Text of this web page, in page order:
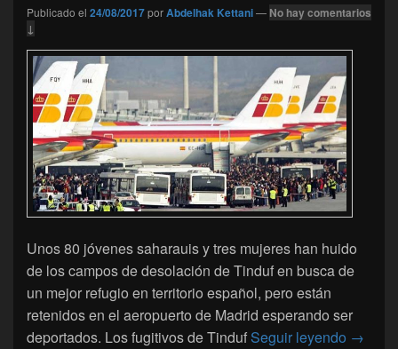
Publicado el 24/08/2017porAbdelhak Kettani— No hay comentarios
↓
Unos 80 jóvenes saharauis y tres mujeres han huido
de los campos de desolación de Tinduf en busca de
un mejor refugio en territorio español, pero están
retenidos en el aeropuerto de Madrid esperando ser
deportados. Los fugitivos de Tinduf Seguir leyendo →